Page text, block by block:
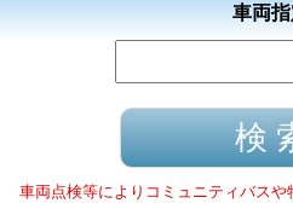
車両
車両点検等によりコミュニティバス